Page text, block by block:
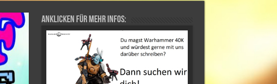
Anklicken für mehr Infos: